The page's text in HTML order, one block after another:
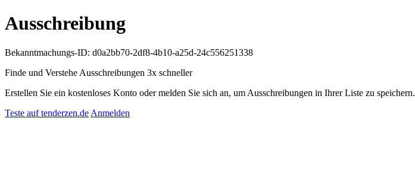
Ausschreibung
Bekanntmachungs-ID: d0a2bb70-2df8-4b10-a25d-24c556251338
Finde und Verstehe Ausschreibungen 3x schneller
Erstellen Sie ein kostenloses Konto oder melden Sie sich an, um Ausschreibungen in Ihrer Liste zu speichern.
Teste auf tenderzen.de Anmelden